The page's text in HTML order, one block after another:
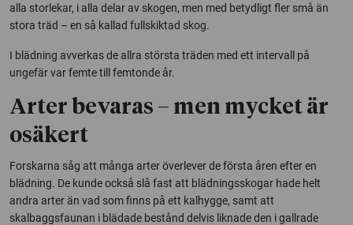
alla storlekar, i alla delar av skogen, men med betydligt fler små än
stora träd – en så kallad fullskiktad skog.
I blädning avverkas de allra största träden med ett intervall på
ungefär var femte till femtonde år.
Arter bevaras – men mycket är
osäkert
Forskarna såg att många arter överlever de första åren efter en
blädning. De kunde också slå fast att blädningsskogar hade helt
andra arter än vad som finns på ett kalhygge, samt att
skalbaggsfaunan i blädade bestånd delvis liknade den i gallrade